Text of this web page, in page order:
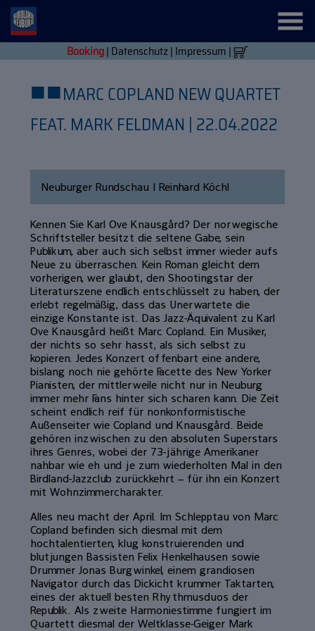
Booking| Datenschutz| Impressum |
■■MARC COPLAND NEW QUARTET
FEAT. MARK FELDMAN | 22.04.2022
Neuburger Rundschau | Reinhard Köchl
Kennen Sie Karl Ove Knausgård? Der norwegische
Schriftsteller besitzt die seltene Gabe, sein
Publikum, aber auch sich selbst immer wieder aufs
Neue zu überraschen. Kein Roman gleicht dem
vorherigen, wer glaubt, den Shootingstar der
Literaturszene endlich entschlüsselt zu haben, der
erlebt regelmäßig, dass das Unerwartete die
einzige Konstante ist. Das Jazz-Äquivalent zu Karl
Ove Knausgård heißt Marc Copland. Ein Musiker,
der nichts so sehr hasst, als sich selbst zu
kopieren. Jedes Konzert offenbart eine andere,
bislang noch nie gehörte Facette des New Yorker
Pianisten, der mittlerweile nicht nur in Neuburg
immer mehr Fans hinter sich scharen kann. Die Zeit
scheint endlich reif für nonkonformistische
Außenseiter wie Copland und Knausgård. Beide
gehören inzwischen zu den absoluten Superstars
ihres Genres, wobei der 73-jährige Amerikaner
nahbar wie eh und je zum wiederholten Mal in den
Birdland-Jazzclub zurückkehrt – für ihn ein Konzert
mit Wohnzimmercharakter.
Alles neu macht der April. Im Schlepptau von Marc
Copland befinden sich diesmal mit dem
hochtalentierten, klug konstruierenden und
blutjungen Bassisten Felix Henkelhausen sowie
Drummer Jonas Burgwinkel, einem grandiosen
Navigator durch das Dickicht krummer Taktarten,
eines der aktuell besten Rhythmusduos der
Republik. Als zweite Harmoniestimme fungiert im
Quartett diesmal der Weltklasse-Geiger Mark